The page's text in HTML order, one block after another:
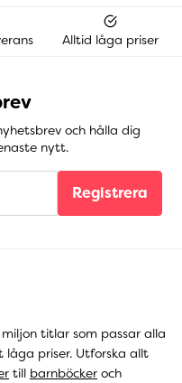
Alltid låga priser
och hålla dig
nytt.
Registrera
titlar som passar alla
låga priser. Utforska allt
till barnböcker och